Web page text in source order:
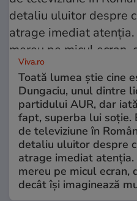
Viva.ro
Toată lumea știe cine
Dungaciu, unul dintre
partidului AUR, dar
fapt, superba lui soție.
de televiziune în
detaliu uluitor despre
atrage imediat atenția.
mereu pe micul ecran,
decât își imaginează